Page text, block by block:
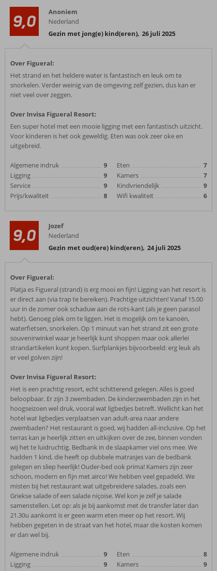
9,0
Anoniem
Nederland
Gezin met jong(e) kind(eren), 26 juli 2025
Over Figueral:
Het strand en het heldere water is fantastisch en leuk om te
snorkelen. Verder weinig van de omgeving zelf gezien, dus kan er
niet veel over zeggen.
Over Invisa Figueral Resort:
Een super hotel met een mooie ligging met een fantastisch uitzicht.
Voor kinderen is het ook geweldig. Eten was ook zeer oke en
uitgebreid.
Algemene indruk
9
Ligging
9
Service
9
Prijs/kwaliteit
8
Eten
7
Kamers
7
Kindvriendelijk
9
Wifi kwaliteit
6
9,0
Jozef
Nederland
Gezin met oud(ere) kind(eren), 24 juli 2025
Over Figueral:
Platja es Figueral (strand) is erg mooi en fijn! Ligging van het resort is
er direct aan (via trap te bereiken). Prachtige uitzichten! Vanaf 15.00
uur in de zomer ook schaduw aan de rots-kant (als je geen parasol
hebt). Genoeg plek om te liggen. Het is mogelijk om te kanoën,
waterfietsen, snorkelen. Op 1 minuut van het strand zit een grote
souvenirwinkel waar je heerlijk kunt shoppen maar ook allerlei
strandartikelen kunt kopen. Surfplankjes bijvoorbeeld: erg leuk als
er veel golven zijn!
Over Invisa Figueral Resort:
Het is een prachtig resort, echt schitterend gelegen. Alles is goed
beloopbaar. Er zijn 3 zwembaden. De kinderzwembaden zijn in het
hoogseizoen wel druk, vooral wat ligbedjes betreft. Wellicht kan het
hotel wat ligbedjes verplaatsen van adult-area naar andere
zwembaden? Het restaurant is goed, wij hadden all-inclusive. Op het
terras kan je heerlijk zitten en uitkijken over de zee, binnen vonden
wij het te luidruchtig. Bedbank in de slaapkamer viel ons mee. We
hadden 1 kind, die heeft op dubbele matrasjes van de bedbank
gelegen en sliep heerlijk! Ouder-bed ook prima! Kamers zijn zeer
schoon, modern en fijn met airco! We hebben veel gepadeld. We
misten bij het restaurant wat uitgebreidere salades, zoals een
Griekse salade of een salade niçoise. Wel kon je zelf je salade
samenstellen. Let op: als je bij aankomst met de transfer later dan
21.30u aankomt is er geen warm eten meer op het resort. Wij
hebben gegeten in de straat van het hotel, maar die kosten komen
er dan wel bij.
Algemene indruk
9
Ligging
9
Eten
8
Kamers
9